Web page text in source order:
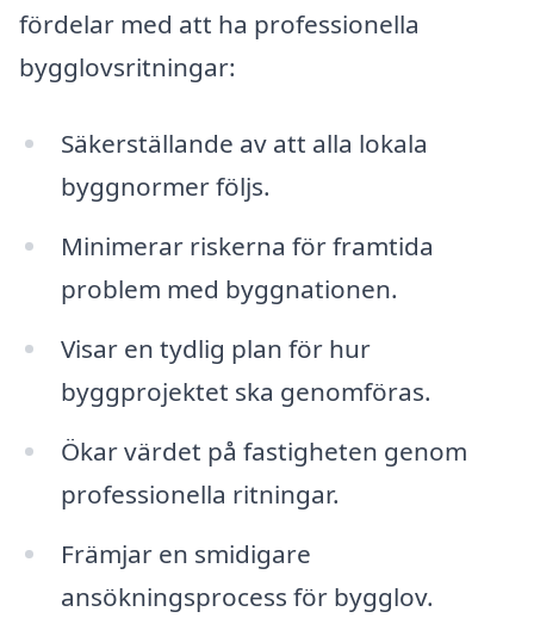
fördelar med att ha professionella
bygglovsritningar:
Säkerställande av att alla lokala
byggnormer följs.
Minimerar riskerna för framtida
problem med byggnationen.
Visar en tydlig plan för hur
byggprojektet ska genomföras.
Ökar värdet på fastigheten genom
professionella ritningar.
Främjar en smidigare
ansökningsprocess för bygglov.